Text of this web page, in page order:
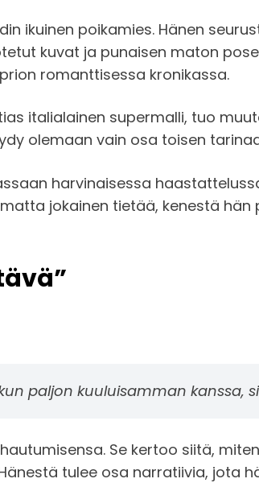
ikuinen poikamies. Hänen
kuvat ja punaisen maton
romanttisessa kronikassa.
italialainen supermalli, tuo
olemaan vain osa toisen
harvinaisessa
jokainen tietää, kenestä
paljon kuuluisamman kanssa,
Se kertoo siitä,
tulee osa narratiivia, jota